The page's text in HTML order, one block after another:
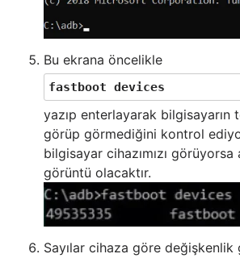
Bu ekrana öncelikle
fastboot devices
yazıp enterlayarak bilgisayarın
görüp görmediğini kontrol
bilgisayar cihazımızı
görüntü olacaktır.
Sayılar cihaza göre